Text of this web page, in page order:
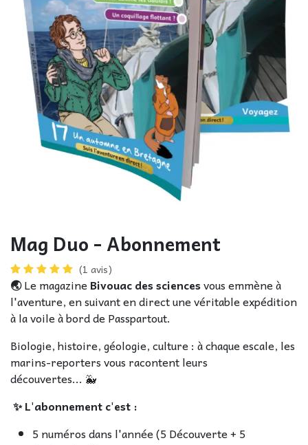
Mag Duo - Abonnement
(1 avis)
🌏Le magazine Bivouac des sciencesvous emmène à
l'aventure, en suivant en direct une véritable expédition
à la voile à bord de Passpartout.
Biologie, histoire, géologie, culture : à chaque escale, les
marins-reporters vous racontent leurs
découvertes... 🐳
✨ L'abonnement c'est :
5 numéros dans l'année (5 Découverte + 5